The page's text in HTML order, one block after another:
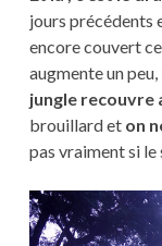
jours précédents
encore couvert
augmente un peu,
jungle
brouillard et on
pas vraiment si